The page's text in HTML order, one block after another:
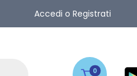
Accedi o Registrati
0